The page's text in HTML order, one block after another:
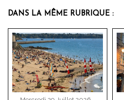
DANS LA MÊME RUBRIQUE :